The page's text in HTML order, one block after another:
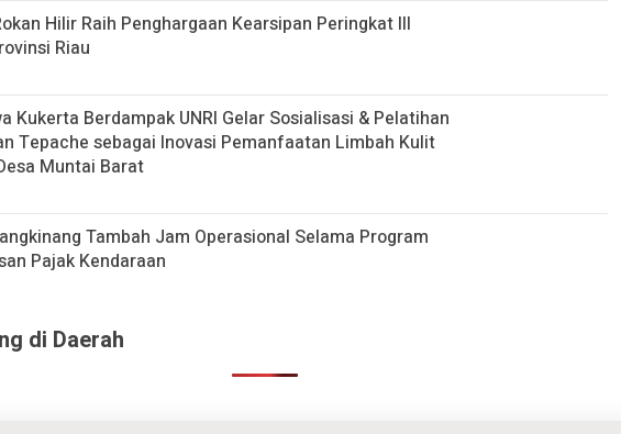
Hilir Raih Penghargaan Kearsipan Peringkat III
Riau
Kukerta Berdampak UNRI Gelar Sosialisasi & Pelatihan
Tepache sebagai Inovasi Pemanfaatan Limbah Kulit
Muntai Barat
Tambah Jam Operasional Selama Program
Pajak Kendaraan
di Daerah